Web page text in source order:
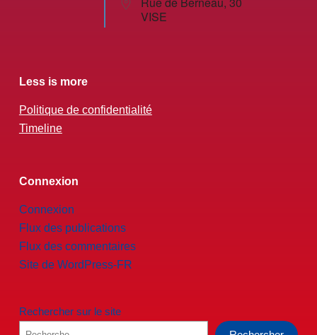
VISE
Less is more
Politique de confidentialité
Timeline
Connexion
Connexion
Flux des publications
Flux des commentaires
Site de WordPress-FR
Rechercher sur le site